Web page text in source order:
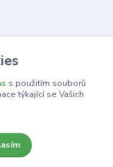
s použitím souborů
týkající se Vašich